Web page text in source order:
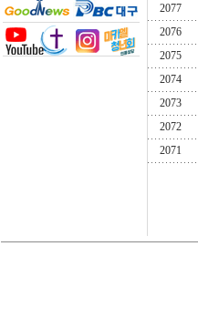
2077
2076
2075
2074
2073
2072
2071